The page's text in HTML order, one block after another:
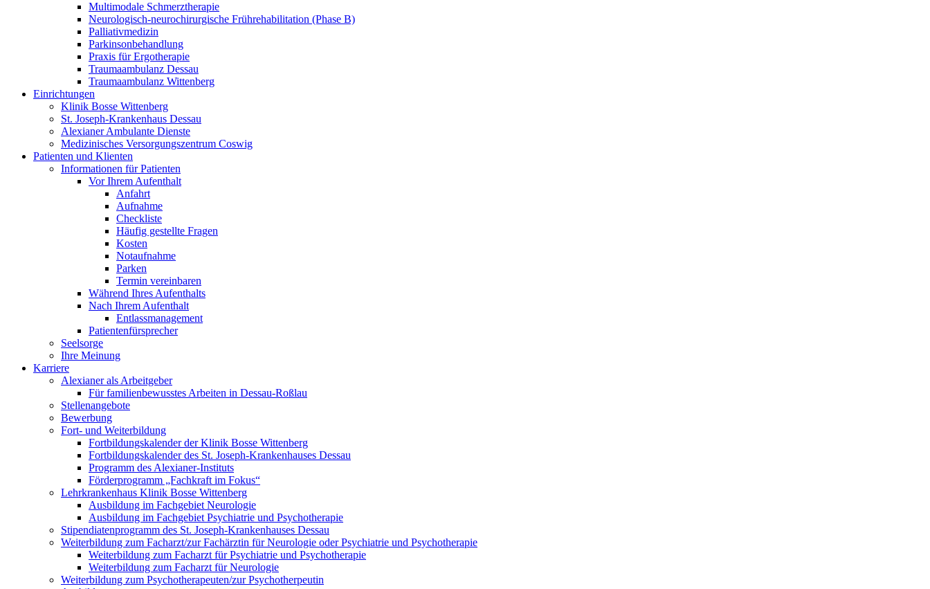
Multimodale Schmerztherapie
Neurologisch-neurochirurgische Frührehabilitation (Phase B)
Palliativmedizin
Parkinsonbehandlung
Praxis für Ergotherapie
Traumaambulanz Dessau
Traumaambulanz Wittenberg
Einrichtungen
Klinik Bosse Wittenberg
St. Joseph-Krankenhaus Dessau
Alexianer Ambulante Dienste
Medizinisches Versorgungszentrum Coswig
Patienten und Klienten
Informationen für Patienten
Vor Ihrem Aufenthalt
Anfahrt
Aufnahme
Checkliste
Häufig gestellte Fragen
Kosten
Notaufnahme
Parken
Termin vereinbaren
Während Ihres Aufenthalts
Nach Ihrem Aufenthalt
Entlassmanagement
Patientenfürsprecher
Seelsorge
Ihre Meinung
Karriere
Alexianer als Arbeitgeber
Für familienbewusstes Arbeiten in Dessau-Roßlau
Stellenangebote
Bewerbung
Fort- und Weiterbildung
Fortbildungskalender der Klinik Bosse Wittenberg
Fortbildungskalender des St. Joseph-Krankenhauses Dessau
Programm des Alexianer-Instituts
Förderprogramm „Fachkraft im Fokus“
Lehrkrankenhaus Klinik Bosse Wittenberg
Ausbildung im Fachgebiet Neurologie
Ausbildung im Fachgebiet Psychiatrie und Psychotherapie
Stipendiatenprogramm des St. Joseph-Krankenhauses Dessau
Weiterbildung zum Facharzt/zur Fachärztin für Neurologie oder Psychiatrie und Psychotherapie
Weiterbildung zum Facharzt für Psychiatrie und Psychotherapie
Weiterbildung zum Facharzt für Neurologie
Weiterbildung zum Psychotherapeuten/zur Psychotherpeutin